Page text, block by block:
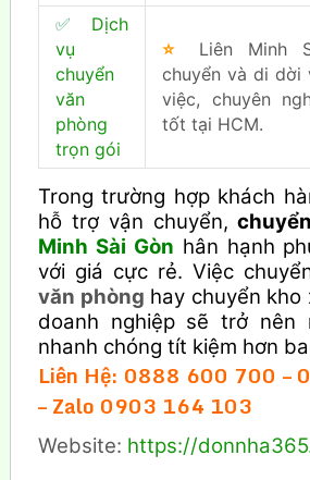
✅
Dịch
vụ
chuyển
văn
phòng
trọn gói
⭐ Liên Minh
chuyển và di dời
việc, chuyên
tốt tại HCM.
Trong trường hợp khách
hỗ trợ vận chuyển,
Minh Sài Gòn hân hạnh
với giá cực rẻ. Việc
văn phòng hay chuyển
doanh nghiệp sẽ trở nên
nhanh chóng tít kiệm hơn
Liên Hệ: 0888 600 700 –
– Zalo 0903 164 103
Website: https://